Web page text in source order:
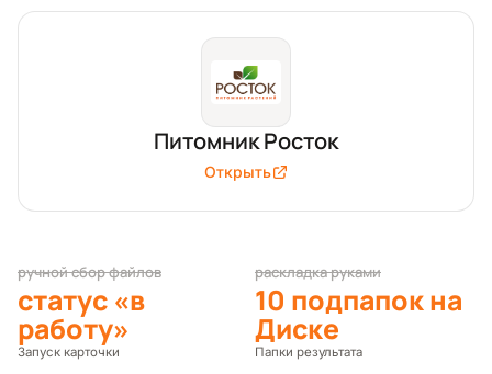
Продукт
Питомник Росток
Открыть
ручной сбор файлов
статус «в
работу»
Запуск карточки
раскладка руками
10 подпапок на
Диске
Папки результата